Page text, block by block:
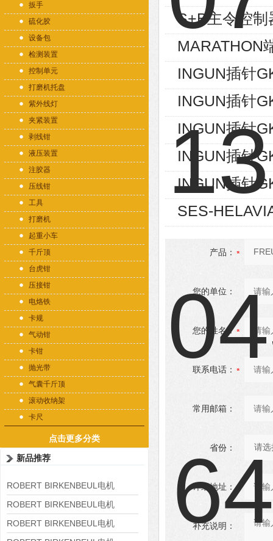
扳手
硫化胶
设备包
检测装置
控制单元
打磨机托盘
紫外线灯
夹紧装置
剥线钳
液压装置
注胶器
压线钳
工具
打磨机
起重小车
千斤顶
台虎钳
压接钳
电烙铁
卡规
气动钳
卡钳
抛光带
气囊千斤顶
滚动收纳架
卡尺
点击更多分类
新品推荐
ROBERT BIRKENBEUL电机
8APE225M-4-IE3
ROBERT BIRKENBEUL电机
8APE180L-4 IE3
ROBERT BIRKENBEUL电机
S+B主令控制
MARATHON
INGUN插针
INGUN插针
INGUN插针
INGUN插针
INGUN插针
SES-
产品：
您的单位：
您的姓名：
联系电话：
常用邮箱：
省份：
详细地址：
补充说明：